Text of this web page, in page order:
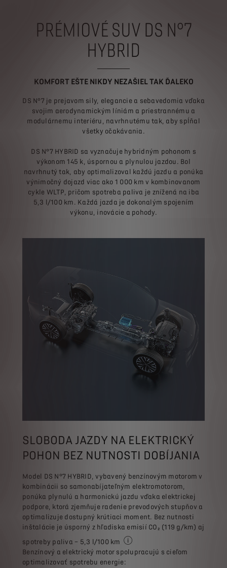
PRÉMIOVÉ SUV DS N°7
HYBRID
KOMFORT EŠTE NIKDY NEZAŠIEL TAK ĎALEKO
DS N°7 je prejavom sily, elegancie a sebavedomia vďaka
svojim aerodynamickým líniám a priestrannému a
modulárnemu interiéru, navrhnutému tak, aby spĺňal
všetky očakávania.
DS N°7 HYBRID sa vyznačuje hybridným pohonom s
výkonom 145 k, úspornou a plynulou jazdou. Bol
navrhnutý tak, aby optimalizoval každú jazdu a ponúka
výnimočný dojazd viac ako 1 000 km v kombinovanom
cykle WLTP, pričom spotreba paliva je znížená na iba
5,3 l/100 km. Každá jazda je dokonalým spojením
výkonu, inovácie a pohody.
SLOBODA JAZDY NA ELEKTRICKÝ
POHON BEZ NUTNOSTI DOBÍJANIA
Model DS N°7 HYBRID, vybavený benzínovým motorom v
kombinácii so samonabíjateľným elektromotorom,
ponúka plynulú a harmonickú jazdu vďaka elektrickej
podpore, ktorá zjemňuje radenie prevodových stupňov a
optimalizuje dostupný krútiaci moment. Bez nutnosti
inštalácie je úsporný z hľadiska emisií CO₂ (119 g/km) aj
spotreby paliva – 5,3 l/100 km
v priemere v porovnaní s
Benzínový a elektrický motor spolupracujú s cieľom
optimalizovať spotrebu energie: